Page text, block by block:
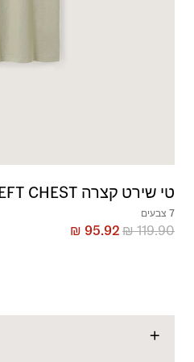
טי שירט קצרה LEFT CHEST
7 צבעים
₪119.90
₪ 95.92
+